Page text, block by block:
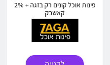
פינות אוכל קונים רק בזגה + 2%
קאשבק